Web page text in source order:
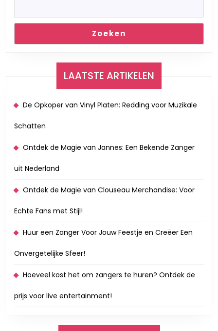
Zoeken
LAATSTE ARTIKELEN
De Opkoper van Vinyl Platen: Redding voor Muzikale
Schatten
Ontdek de Magie van Jannes: Een Bekende Zanger
uit Nederland
Ontdek de Magie van Clouseau Merchandise: Voor
Echte Fans met Stijl!
Huur een Zanger Voor Jouw Feestje en Creëer Een
Onvergetelijke Sfeer!
Hoeveel kost het om zangers te huren? Ontdek de
prijs voor live entertainment!